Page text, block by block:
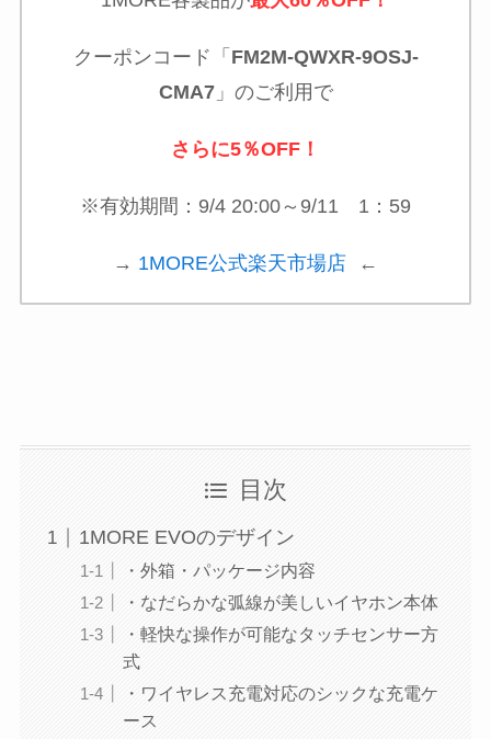
クーポンコード「 FM2M-QWXR-9OSJ-
CMA7」のご利用で
さらに5％OFF！
※有効期間：9/4 20:00～9/11 1：59
→ 1MORE公式楽天市場店 ←
目次
1MORE EVOのデザイン
・外箱・パッケージ内容
・なだらかな弧線が美しいイヤホン本体
・軽快な操作が可能なタッチセンサー方
式
・ワイヤレス充電対応のシックな充電ケ
ース